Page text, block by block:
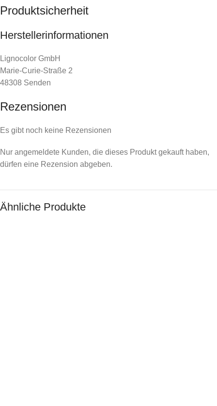
Produktsicherheit
Herstellerinformationen
Lignocolor GmbH
Marie-Curie-Straße 2
48308 Senden
Rezensionen
Es gibt noch keine Rezensionen
Nur angemeldete Kunden, die dieses Produkt gekauft haben,
dürfen eine Rezension abgeben.
Ähnliche Produkte